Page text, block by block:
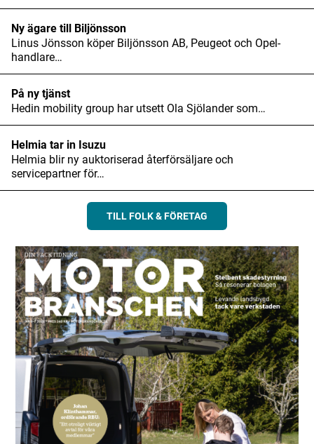
Ny ägare till Biljönsson
Linus Jönsson köper Biljönsson AB, Peugeot och Opel-
handlare…
På ny tjänst
Hedin mobility group har utsett Ola Sjölander som…
Helmia tar in Isuzu
Helmia blir ny auktoriserad återförsäljare och
servicepartner för…
TILL FOLK & FÖRETAG